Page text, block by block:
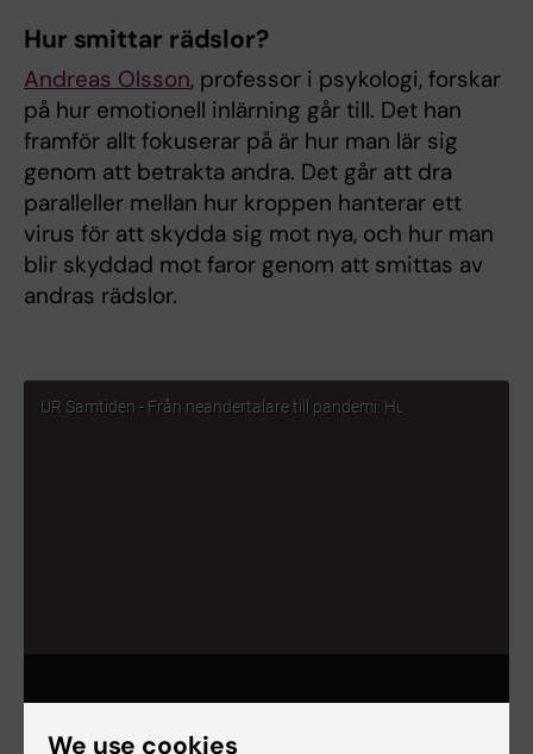
Hur smittar rädslor?
Andreas Olsson, professor i psykologi, forskar
på hur emotionell inlärning går till. Det han
framför allt fokuserar på är hur man lär sig
genom att betrakta andra. Det går att dra
paralleller mellan hur kroppen hanterar ett
virus för att skydda sig mot nya, och hur man
blir skyddad mot faror genom att smittas av
andras rädslor.
We use cookies